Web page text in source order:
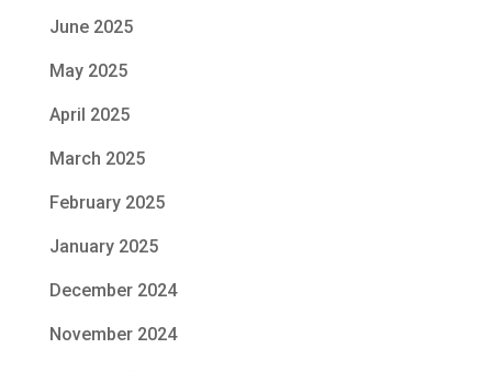
June 2025
May 2025
April 2025
March 2025
February 2025
January 2025
December 2024
November 2024